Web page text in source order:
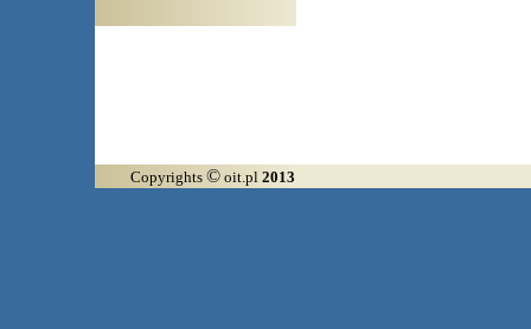
Copyrights © oit.pl 2013